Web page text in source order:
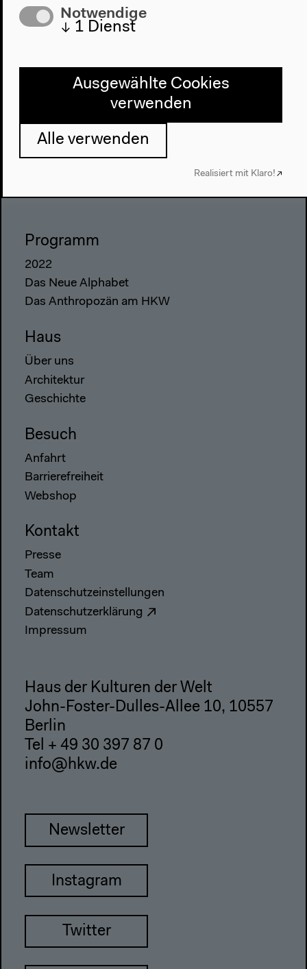
Programm
2022
Das Neue Alphabet
Das Anthropozän am HKW
Haus
Über uns
Architektur
Geschichte
Besuch
Anfahrt
Barrierefreiheit
Webshop
Kontakt
Presse
Team
Datenschutzeinstellungen
Datenschutzerklärung
Impressum
Haus der Kulturen der Welt
John-Foster-Dulles-Allee 10, 10557
Berlin
Tel + 49 30 397 87 0
info@hkw.de
Newsletter
Instagram
Twitter
Notwendige
↓ 1 Dienst
Ausgewählte Cookies
verwenden
Alle verwenden
Realisiert mit Klaro!